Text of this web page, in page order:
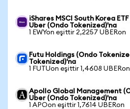
iShares MSCI South Korea
Uber (Ondo Tokenized)'na
1 EWYon eşittir 2,2257 UBERon
Futu Holdings (Ondo
Tokenized)'na
1 FUTUon eşittir 1,4608 UBERon
Apollo Global Management
Uber (Ondo Tokenized)'na
1 APOon eşittir 1,7614 UBERon